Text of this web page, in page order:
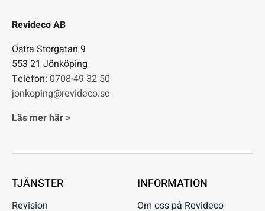
Revideco AB
Östra Storgatan 9
553 21 Jönköping
Telefon: 0708-49 32 50
jonkoping@revideco.se
Läs mer här >
TJÄNSTER
Revision
INFORMATION
Om oss på Revideco